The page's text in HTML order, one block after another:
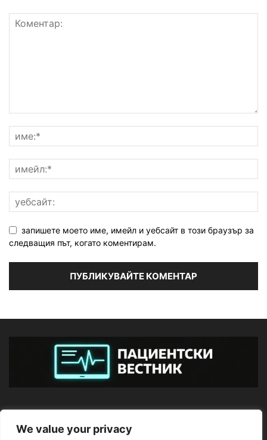
We value your privacy
запишете моето име, имейл и уебсайт в този браузър за
следващия път, когато коментирам.